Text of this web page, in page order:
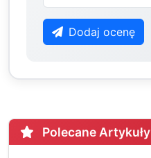
Dodaj ocenę
Polecane Artykuły